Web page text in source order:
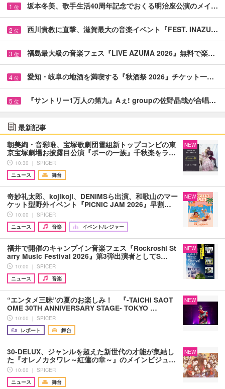
1 位 坂本冬美、歌手生活40周年記念でおくる明治座公演のメイ…
2 位 西川貴教に直撃、滋賀最大の音楽イベント『FEST. INAZU…
3 位 福島最大級の音楽フェス『LIVE AZUMA 2026』無料で楽…
4 位 愛知・岐阜の地酒を満喫する『秋酒祭 2026』チケット一…
5 位 『サントリー1万人の第九』Aぇ! groupの佐野晶哉が合唱…
最新記事
朝美絢・音彩唯、宝塚歌劇団雪組新トップコンビの東
京宝塚劇場お披露目公演『ポーの一族』千秋楽をラ…
10:30 ｜ SPICER
ニュース
舞台
NEW
奇妙礼太郎、kojikoji、DENIMSら出演、和歌山のマー
ケット型野外イベント『PICNIC JAM 2026』早割…
10:00 ｜ SPICER
ニュース
音楽 イベント/レジャー
NEW
福井で開催のキャンプイン音楽フェス『Rockroshi St
arry Music Festival 2026』第3弾出演者としてS…
10:00 ｜ SPICER
ニュース
音楽
NEW
“エンタメ三昧”の夏のお楽しみ！ 『-TAICHI SAOT
OME 30TH ANNIVERSARY STAGE- TOKYO …
10:00 ｜ SPICER
レポート
舞台
NEW
30-DELUX、ジャンルを超えた新世代の才能が集結し
た『オレノカタワレ～紅蓮の章～』のメインビジュ…
10:00 ｜ SPICER
ニュース
舞台
NEW